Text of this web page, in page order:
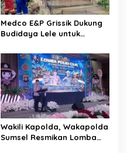
Medco E&P Grissik Dukung
Budidaya Lele untuk
Ekonomi Masyarakat
Wakili Kapolda, Wakapolda
Sumsel Resmikan Lomba